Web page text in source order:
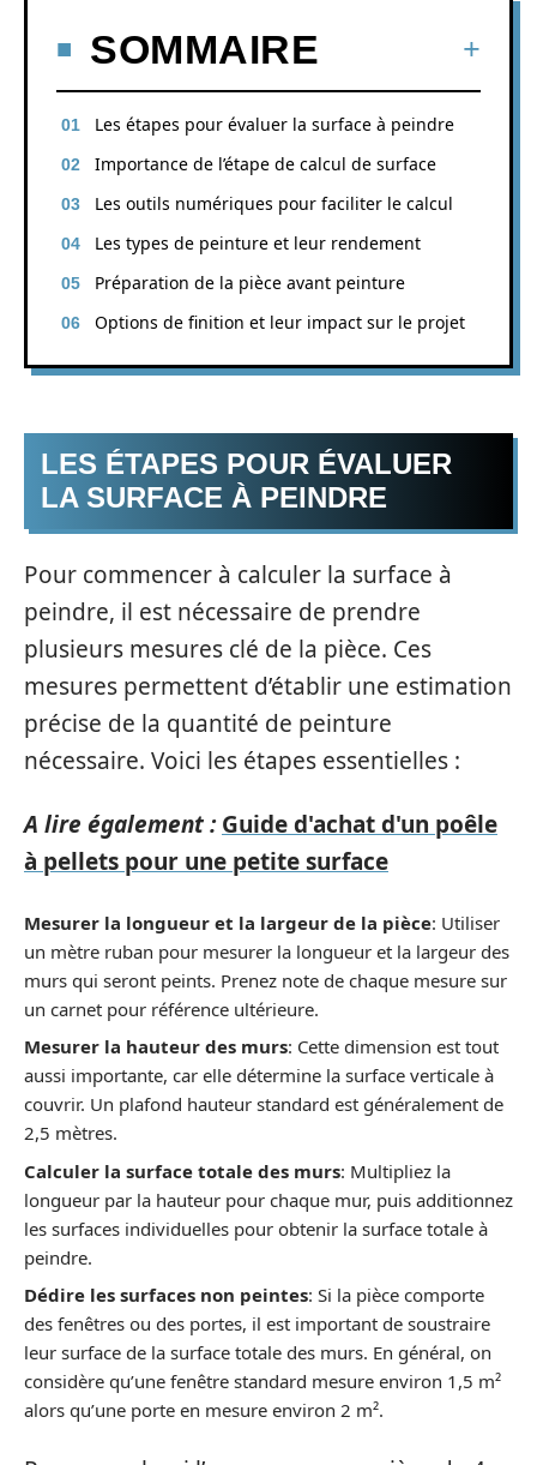
SOMMAIRE
Les étapes pour évaluer la surface à peindre
Importance de l’étape de calcul de surface
Les outils numériques pour faciliter le calcul
Les types de peinture et leur rendement
Préparation de la pièce avant peinture
Options de finition et leur impact sur le projet
LES ÉTAPES POUR ÉVALUER
LA SURFACE À PEINDRE
Pour commencer à calculer la surface à
peindre, il est nécessaire de prendre
plusieurs mesures clé de la pièce. Ces
mesures permettent d’établir une estimation
précise de la quantité de peinture
nécessaire. Voici les étapes essentielles :
A lire également : Guide d'achat d'un poêle
à pellets pour une petite surface
Mesurer la longueur et la largeur de la pièce: Utiliser
un mètre ruban pour mesurer la longueur et la largeur des
murs qui seront peints. Prenez note de chaque mesure sur
un carnet pour référence ultérieure.
Mesurer la hauteur des murs: Cette dimension est tout
aussi importante, car elle détermine la surface verticale à
couvrir. Un plafond hauteur standard est généralement de
2,5 mètres.
Calculer la surface totale des murs: Multipliez la
longueur par la hauteur pour chaque mur, puis additionnez
les surfaces individuelles pour obtenir la surface totale à
peindre.
Dédire les surfaces non peintes: Si la pièce comporte
des fenêtres ou des portes, il est important de soustraire
leur surface de la surface totale des murs. En général, on
considère qu’une fenêtre standard mesure environ 1,5 m²
alors qu’une porte en mesure environ 2 m².